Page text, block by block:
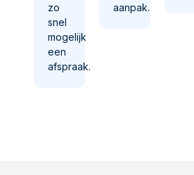
zo
snel
mogelijk
een
afspraak.
aanpak.